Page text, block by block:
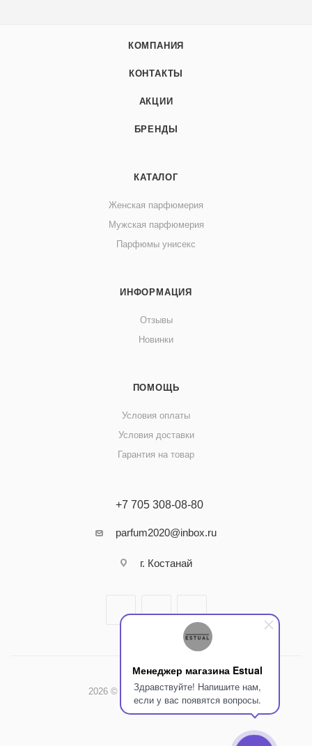
Менеджер магазина Estual
Здравствуйте! Напишите нам,
если у вас появятся вопросы.
КОМПАНИЯ
КОНТАКТЫ
АКЦИИ
БРЕНДЫ
КАТАЛОГ
Женская парфюмерия
Мужская парфюмерия
Парфюмы унисекс
ИНФОРМАЦИЯ
Отзывы
Новинки
ПОМОЩЬ
Условия оплаты
Условия доставки
Гарантия на товар
+7 705 308-08-80
parfum2020@inbox.ru
г. Костанай
2026 © Интернет-магазин Estual